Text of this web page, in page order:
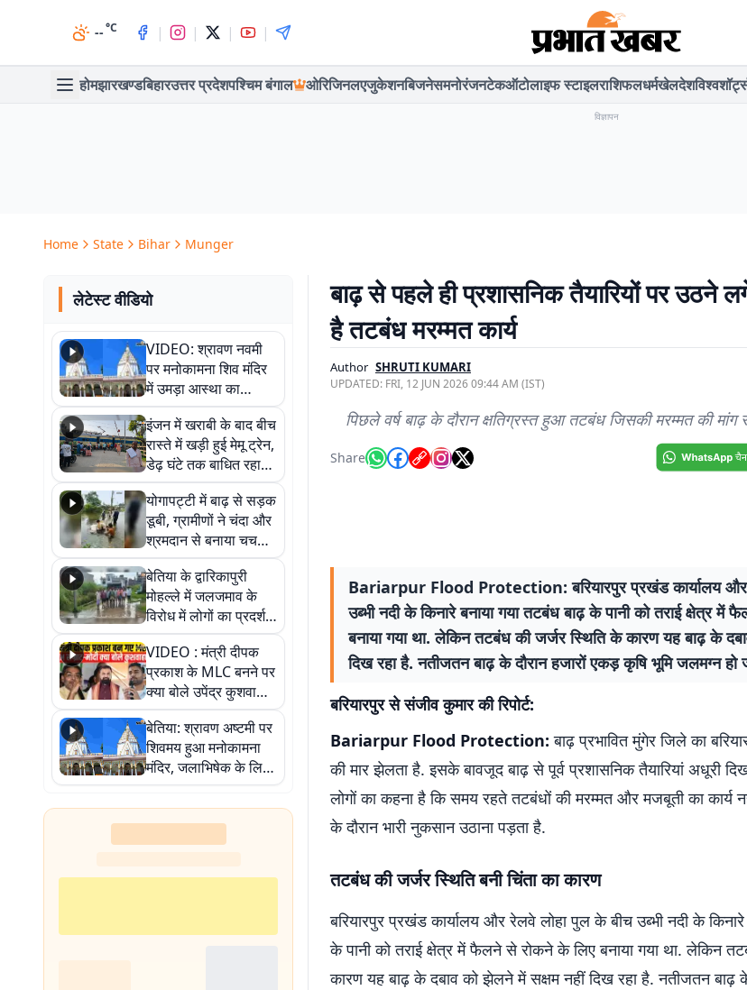
--°C | | | |
होमझारखण्डबिहारउत्तर प्रदेशपश्चिम बंगाल ओरिजिनलएजुकेशनबिजनेसमनोरंजनटेकऑटोलाइफ स्टाइलराशिफलधर्मखेलदेशविश्व
विज्ञापन
Home State Bihar Munger
लेटेस्ट वीडियो
VIDEO: श्रावण नवमी
पर मनोकामना शिव मंदिर
में उमड़ा आस्था का
सैलाब, हर-हर महादेव के
जयघोष से गूंजा परिसर
इंजन में खराबी के बाद बीच
रास्ते में खड़ी हुई मेमू ट्रेन,
डेढ़ घंटे तक बाधित रहा
आवागमन
योगापट्टी में बाढ़ से सड़क
डूबी, ग्रामीणों ने चंदा और
श्रमदान से बनाया चचरी
पुल
बेतिया के द्वारिकापुरी
मोहल्ले में जलजमाव के
विरोध में लोगों का प्रदर्शन,
स्थायी समाधान की मांग
VIDEO : मंत्री दीपक
प्रकाश के MLC बनने पर
क्या बोले उपेंद्र कुशवाहा,
सुनिए
बेतिया: श्रावण अष्टमी पर
शिवमय हुआ मनोकामना
मंदिर, जलाभिषेक के लिए
लगी लंबी कतारें
बाढ़ से पहले ही प्रशासनिक तैयारियों पर उठने
है तटबंध मरम्मत कार्य
Author SHRUTI KUMARI
UPDATED: FRI, 12 JUN 2026 09:44 AM (IST)
पिछले वर्ष बाढ़ के दौरान क्षतिग्रस्त हुआ तटबंध जिसकी मरम्मत की मांग
Share
Bariarpur Flood Protection: बरियारपुर प्रखंड कार्यालय और
उब्भी नदी के किनारे बनाया गया तटबंध बाढ़ के पानी को तराई क्षेत्र
बनाया गया था. लेकिन तटबंध की जर्जर स्थिति के कारण यह बाढ़ के
दिख रहा है. नतीजतन बाढ़ के दौरान हजारों एकड़ कृषि भूमि जलमग्न हो
बरियारपुर से संजीव कुमार की रिपोर्ट:
Bariarpur Flood Protection: बाढ़ प्रभावित मुंगेर जिले का
की मार झेलता है. इसके बावजूद बाढ़ से पूर्व प्रशासनिक तैयारियां अधूरी
लोगों का कहना है कि समय रहते तटबंधों की मरम्मत और मजबूती का कार्य
के दौरान भारी नुकसान उठाना पड़ता है.
तटबंध की जर्जर स्थिति बनी चिंता का कारण
बरियारपुर प्रखंड कार्यालय और रेलवे लोहा पुल के बीच उब्भी नदी के
के पानी को तराई क्षेत्र में फैलने से रोकने के लिए बनाया गया था. लेकिन
कारण यह बाढ़ के दबाव को झेलने में सक्षम नहीं दिख रहा है. नतीजतन बाढ़